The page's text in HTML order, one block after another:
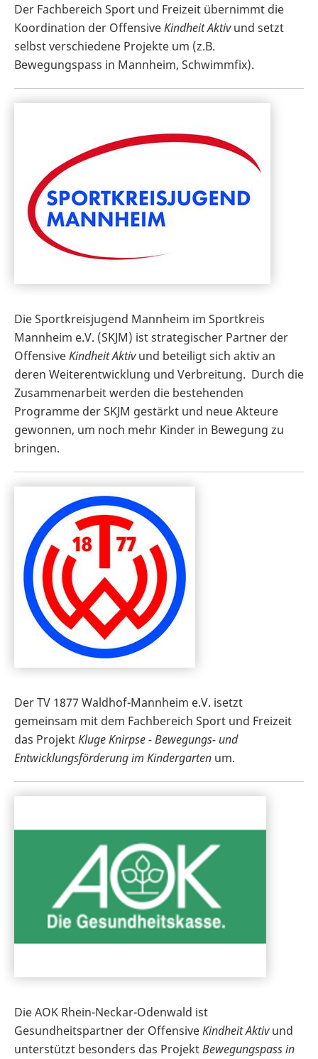
Der Fachbereich Sport und Freizeit übernimmt die
Koordination der OffensiveKindheit Aktivund setzt
selbst verschiedene Projekte um (z.B.
Bewegungspass in Mannheim, Schwimmfix).
Die Sportkreisjugend Mannheim im Sportkreis
Mannheim e.V. (SKJM) ist strategischer Partner der
OffensiveKindheit Aktivund beteiligt sich aktiv an
deren Weiterentwicklung und Verbreitung. Durch die
Zusammenarbeit werden die bestehenden
Programme der SKJM gestärkt und neue Akteure
gewonnen, um noch mehr Kinder in Bewegung zu
bringen.
Der TV 1877 Waldhof-Mannheim e.V. isetzt
gemeinsam mit dem Fachbereich Sport und Freizeit
das ProjektKluge Knirpse - Bewegungs- und
Entwicklungsförderung im Kindergarten um.
Die AOK Rhein-Neckar-Odenwald ist
Gesundheitspartner der OffensiveKindheit Aktivund
unterstützt besonders das ProjektBewegungspass in